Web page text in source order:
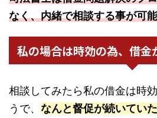
なく、内緒で相談する事が可
私の場合は時効の為、借金
相談してみたら私の借金は時
うで、 なんと督促が続いてい